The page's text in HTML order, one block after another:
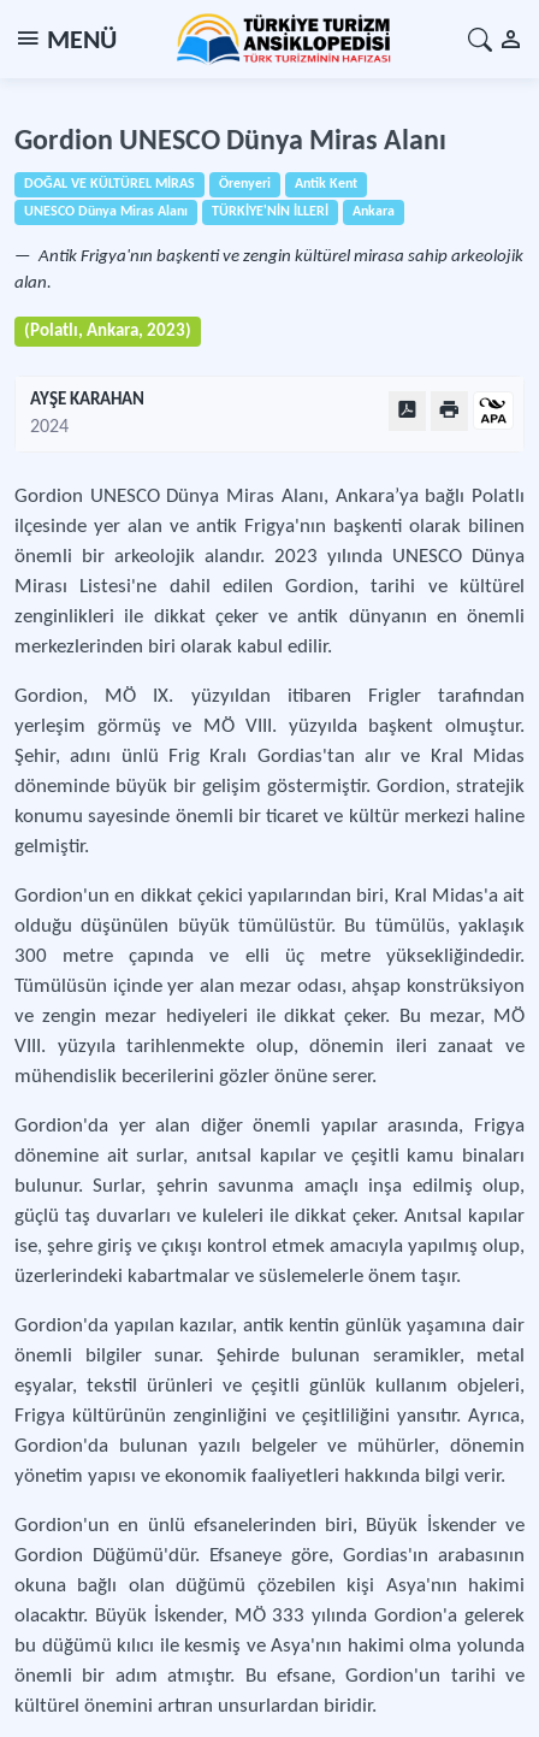
MENÜ
Gordion UNESCO Dünya Miras Alanı
DOĞAL VE KÜLTÜREL MİRAS Örenyeri
Antik Kent
UNESCO Dünya Miras Alanı
TÜRKİYE'NİN İLLERİ Ankara
Antik Frigya'nın başkenti ve zengin kültürel mirasa sahip arkeolojik
alan.
(Polatlı, Ankara, 2023)
AYŞE KARAHAN
2024
Gordion UNESCO Dünya Miras Alanı, Ankara’ya bağlı Polatlı
ilçesinde yer alan ve antik Frigya'nın başkenti olarak bilinen
önemli bir arkeolojik alandır. 2023 yılında UNESCO Dünya
Mirası Listesi'ne dahil edilen Gordion, tarihi ve kültürel
zenginlikleri ile dikkat çeker ve antik dünyanın en önemli
merkezlerinden biri olarak kabul edilir.
Gordion, MÖ IX. yüzyıldan itibaren Frigler tarafından
yerleşim görmüş ve MÖ VIII. yüzyılda başkent olmuştur.
Şehir, adını ünlü Frig Kralı Gordias'tan alır ve Kral Midas
döneminde büyük bir gelişim göstermiştir. Gordion, stratejik
konumu sayesinde önemli bir ticaret ve kültür merkezi haline
gelmiştir.
Gordion'un en dikkat çekici yapılarından biri, Kral Midas'a ait
olduğu düşünülen büyük tümülüstür. Bu tümülüs, yaklaşık
300 metre çapında ve elli üç metre yüksekliğindedir.
Tümülüsün içinde yer alan mezar odası, ahşap konstrüksiyon
ve zengin mezar hediyeleri ile dikkat çeker. Bu mezar, MÖ
VIII. yüzyıla tarihlenmekte olup, dönemin ileri zanaat ve
mühendislik becerilerini gözler önüne serer.
Gordion'da yer alan diğer önemli yapılar arasında, Frigya
dönemine ait surlar, anıtsal kapılar ve çeşitli kamu binaları
bulunur. Surlar, şehrin savunma amaçlı inşa edilmiş olup,
güçlü taş duvarları ve kuleleri ile dikkat çeker. Anıtsal kapılar
ise, şehre giriş ve çıkışı kontrol etmek amacıyla yapılmış olup,
üzerlerindeki kabartmalar ve süslemelerle önem taşır.
Gordion'da yapılan kazılar, antik kentin günlük yaşamına dair
önemli bilgiler sunar. Şehirde bulunan seramikler, metal
eşyalar, tekstil ürünleri ve çeşitli günlük kullanım objeleri,
Frigya kültürünün zenginliğini ve çeşitliliğini yansıtır. Ayrıca,
Gordion'da bulunan yazılı belgeler ve mühürler, dönemin
yönetim yapısı ve ekonomik faaliyetleri hakkında bilgi verir.
Gordion'un en ünlü efsanelerinden biri, Büyük İskender ve
Gordion Düğümü'dür. Efsaneye göre, Gordias'ın arabasının
okuna bağlı olan düğümü çözebilen kişi Asya'nın hakimi
olacaktır. Büyük İskender, MÖ 333 yılında Gordion'a gelerek
bu düğümü kılıcı ile kesmiş ve Asya'nın hakimi olma yolunda
önemli bir adım atmıştır. Bu efsane, Gordion'un tarihi ve
kültürel önemini artıran unsurlardan biridir.